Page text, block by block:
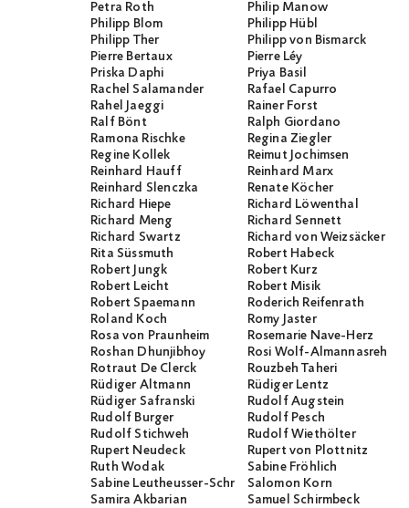
Petra Roth
Philip Manow
Philipp Blom
Philipp Hübl
Philipp Ther
Philipp von Bismarck
Pierre Bertaux
Pierre Léy
Priska Daphi
Priya Basil
Rachel Salamander
Rafael Capurro
Rahel Jaeggi
Rainer Forst
Ralf Bönt
Ralph Giordano
Ramona Rischke
Regina Ziegler
Regine Kollek
Reimut Jochimsen
Reinhard Hauff
Reinhard Marx
Reinhard Slenczka
Renate Köcher
Richard Hiepe
Richard Löwenthal
Richard Meng
Richard Sennett
Richard Swartz
Richard von Weizsäcker
Rita Süssmuth
Robert Habeck
Robert Jungk
Robert Kurz
Robert Leicht
Robert Misik
Robert Spaemann
Roderich Reifenrath
Roland Koch
Romy Jaster
Rosa von Praunheim
Rosemarie Nave-Herz
Roshan Dhunjibhoy
Rosi Wolf-Almannasreh
Rotraut De Clerck
Rouzbeh Taheri
Rüdiger Altmann
Rüdiger Lentz
Rüdiger Safranski
Rudolf Augstein
Rudolf Burger
Rudolf Pesch
Rudolf Stichweh
Rudolf Wiethölter
Rupert Neudeck
Rupert von Plottnitz
Ruth Wodak
Sabine Fröhlich
Sabine Leutheusser-Schnarrenberger
Salomon Korn
Samira Akbarian
Samuel Schirmbeck